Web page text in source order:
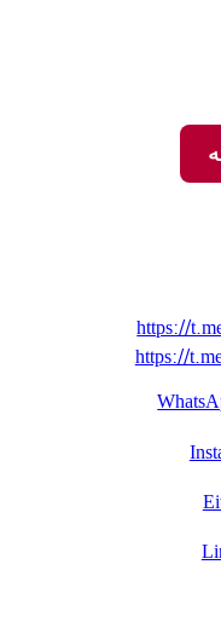
https://
https://